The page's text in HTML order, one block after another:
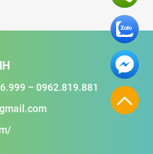
than đá trở nên phổ biến trong
– 0962.819.881